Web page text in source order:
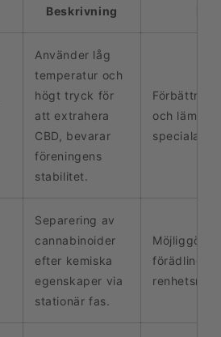
Beskrivning
Använder låg
temperatur och
högt tryck för
att extrahera
CBD, bevarar
föreningens
stabilitet.
Förbättrar
och
Separering av
cannabinoider
efter kemiska
egenskaper via
stationär fas.
Möjliggör
förädling